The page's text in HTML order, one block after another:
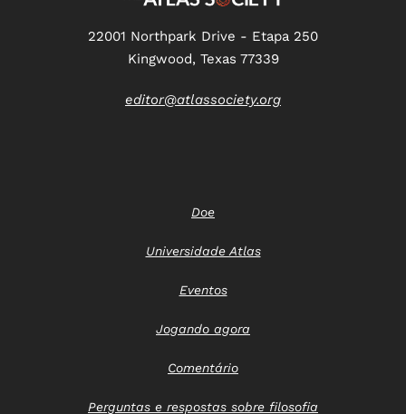
22001 Northpark Drive - Etapa 250
Kingwood, Texas 77339
editor@atlassociety.org
Doe
Universidade Atlas
Eventos
Jogando agora
Comentário
Perguntas e respostas sobre filosofia